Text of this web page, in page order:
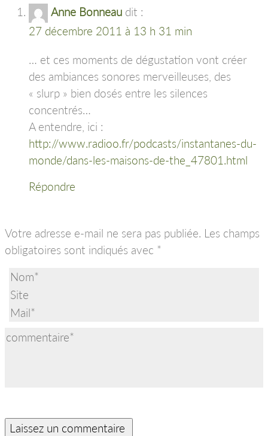
Anne Bonneau dit :
27 décembre 2011 à 13 h 31 min
… et ces moments de dégustation vont créer
des ambiances sonores merveilleuses, des
« slurp » bien dosés entre les silences
concentrés…
A entendre, ici :
http://www.radioo.fr/podcasts/instantanes-du-
monde/dans-les-maisons-de-the_47801.html
Répondre
Votre adresse e-mail ne sera pas publiée. Les champs
obligatoires sont indiqués avec *